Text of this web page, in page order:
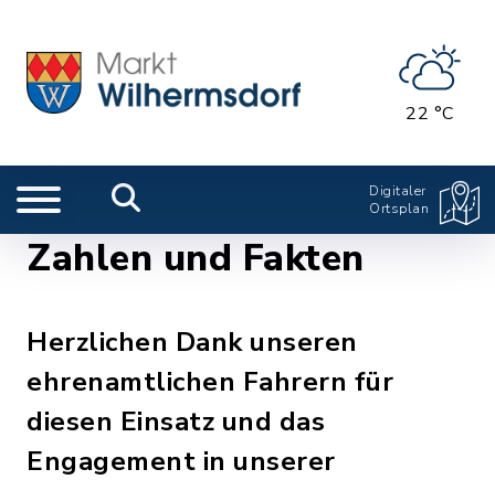
22 °C
Digitaler
Ortsplan
Zahlen und Fakten
Herzlichen Dank unseren
ehrenamtlichen Fahrern für
diesen Einsatz und das
Engagement in unserer